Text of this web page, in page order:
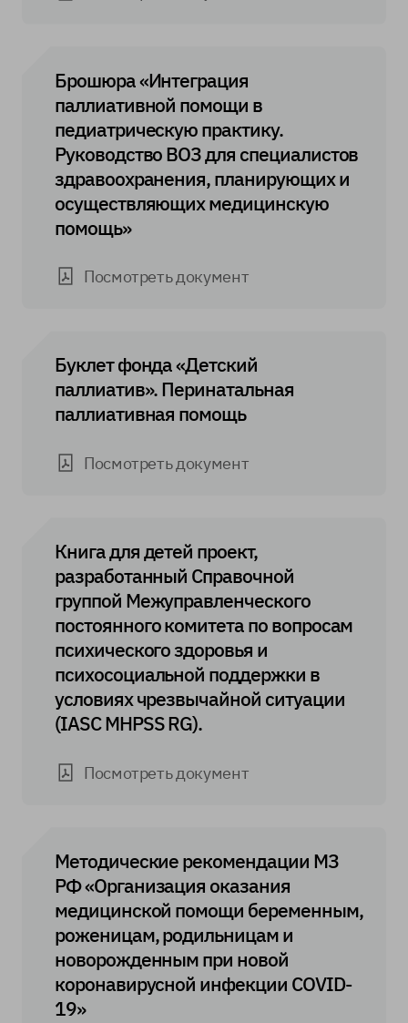
Брошюра «Интеграция
паллиативной помощи в
педиатрическую практику.
Руководство ВОЗ для специалистов
здравоохранения, планирующих и
осуществляющих медицинскую
помощь»
Посмотреть документ
Буклет фонда «Детский
паллиатив». Перинатальная
паллиативная помощь
Посмотреть документ
Книга для детей проект,
разработанный Справочной
группой Межуправленческого
постоянного комитета по вопросам
психического здоровья и
психосоциальной поддержки в
условиях чрезвычайной ситуации
(IASC MHPSS RG).
Посмотреть документ
Методические рекомендации МЗ
РФ «Организация оказания
медицинской помощи беременным,
роженицам, родильницам и
новорожденным при новой
коронавирусной инфекции COVID-
19»